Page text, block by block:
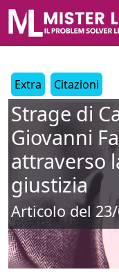
Extra Citazioni
Strage di
Giovanni
attraverso
giustizia
Articolo del